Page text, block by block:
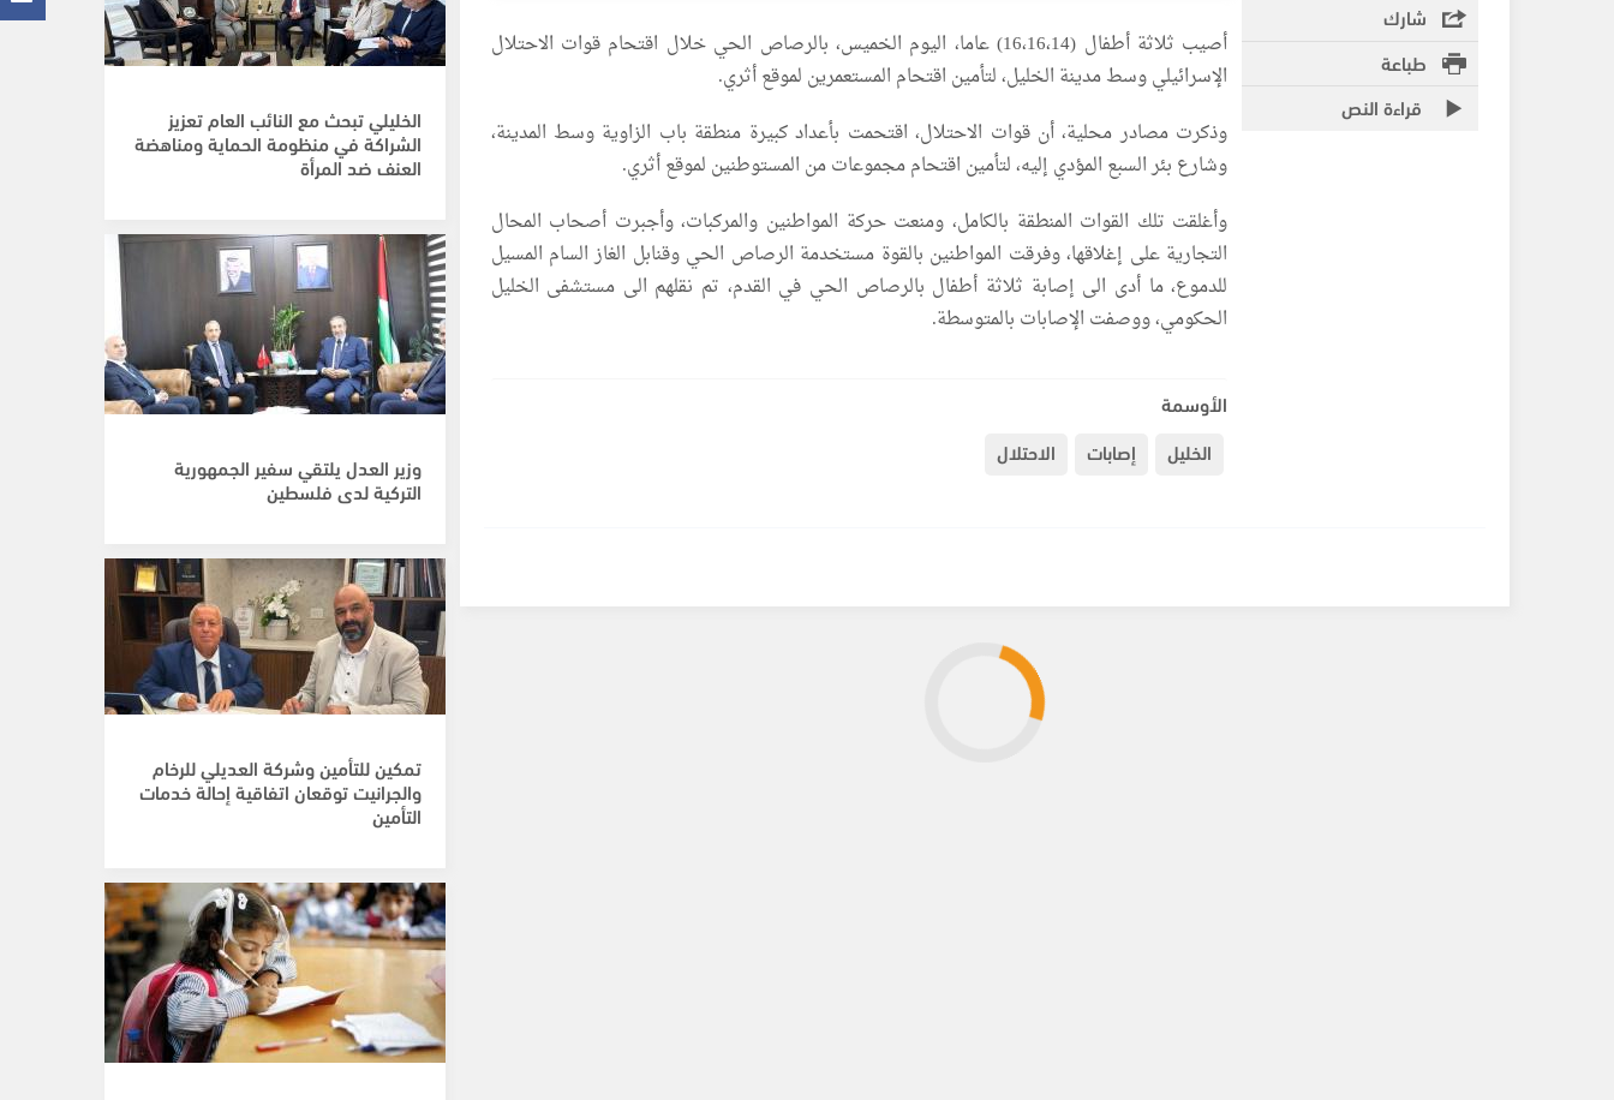
شارك
طباعة
قراءة النص
أصيب ثلاثة أطفال (16،16،14) عاما، اليوم الخميس، بالرصاص الحي خلال اقتحام قوات الاحتلال
الإسرائيلي وسط مدينة الخليل، لتأمين اقتحام المستعمرين لموقع أثري.
وذكرت مصادر محلية، أن قوات الاحتلال، اقتحمت بأعداد كبيرة منطقة باب الزاوية وسط المدينة،
وشارع بئر السبع المؤدي إليه، لتأمين اقتحام مجموعات من المستوطنين لموقع أثري.
وأغلقت تلك القوات المنطقة بالكامل، ومنعت حركة المواطنين والمركبات، وأجبرت أصحاب المحال
التجارية على إغلاقها، وفرقت المواطنين بالقوة مستخدمة الرصاص الحي وقنابل الغاز السام المسيل
للدموع، ما أدى الى إصابة ثلاثة أطفال بالرصاص الحي في القدم، تم نقلهم الى مستشفى الخليل
الحكومي، ووصفت الإصابات بالمتوسطة.
الأوسمة
الخليل
إصابات الاحتلال
الخليلي تبحث مع النائب العام تعزيز
الشراكة في منظومة الحماية ومناهضة
العنف ضد المرأة
وزير العدل يلتقي سفير الجمهورية
التركية لدى فلسطين
تمكين للتأمين وشركة العديلي للرخام
والجرانيت توقعان اتفاقية إحالة خدمات
التأمين